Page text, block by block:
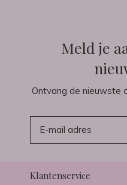
Meld je
Ontvang de nieuwste
Klantenservice